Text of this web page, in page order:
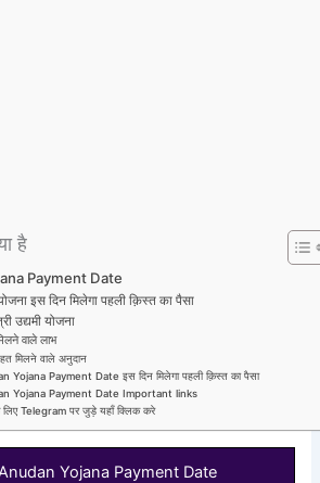
है
Payment Date
इस दिन मिलेगा पहली क़िस्त का पैसा
उद्यमी योजना
वाले लाभ
मिलने वाले अनुदान
Yojana Payment Date इस दिन मिलेगा पहली क़िस्त का पैसा
Yojana Payment Date Important links
लिए Telegram पर जुड़े यहाँ क्लिक करे
Yojana Payment Date